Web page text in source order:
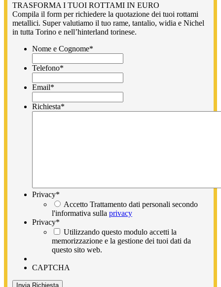
TRASFORMA I TUOI ROTTAMI IN EURO
Compila il form per richiedere la quotazione dei tuoi rottami
metallici. Super valutiamo il tuo rame, tantalio, widia e Nichel
in tutta Torino e nell’hinterland torinese.
Nome e Cognome*
Telefono*
Email*
Richiesta*
Privacy*
Accetto Trattamento dati personali secondo
l'informativa sulla privacy
Privacy*
Utilizzando questo modulo accetti la
memorizzazione e la gestione dei tuoi dati da
questo sito web.
CAPTCHA